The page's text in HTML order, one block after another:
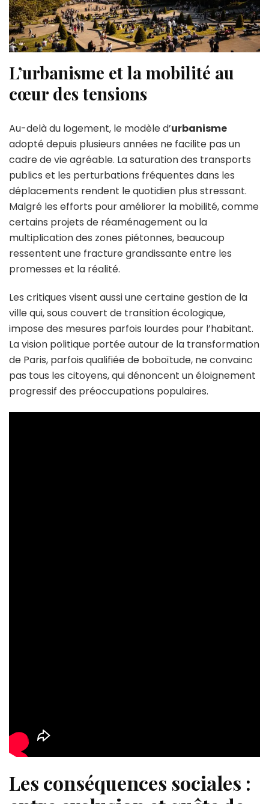
L’urbanisme et la mobilité au
cœur des tensions
Au-delà du logement, le modèle d’urbanisme
adopté depuis plusieurs années ne facilite pas un
cadre de vie agréable. La saturation des transports
publics et les perturbations fréquentes dans les
déplacements rendent le quotidien plus stressant.
Malgré les efforts pour améliorer la mobilité, comme
certains projets de réaménagement ou la
multiplication des zones piétonnes, beaucoup
ressentent une fracture grandissante entre les
promesses et la réalité.
Les critiques visent aussi une certaine gestion de la
ville qui, sous couvert de transition écologique,
impose des mesures parfois lourdes pour l’habitant.
La vision politique portée autour de la transformation
de Paris, parfois qualifiée de boboïtude, ne convainc
pas tous les citoyens, qui dénoncent un éloignement
progressif des préoccupations populaires.
Les conséquences sociales :